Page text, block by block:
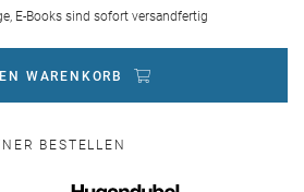
E-Books sind sofort versandfertig
WARENKORB
BESTELLEN